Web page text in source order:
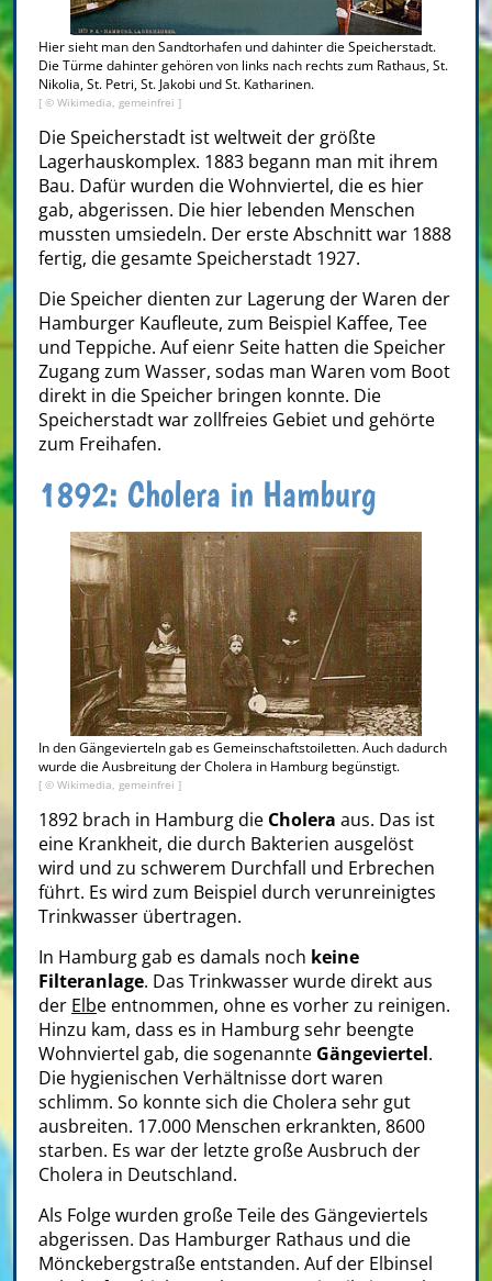
Hier sieht man den Sandtorhafen und dahinter die Speicherstadt.
Die Türme dahinter gehören von links nach rechts zum Rathaus, St.
Nikolia, St. Petri, St. Jakobi und St. Katharinen.
[ © Wikimedia, gemeinfrei ]
Die Speicherstadt ist weltweit der größte
Lagerhauskomplex. 1883 begann man mit ihrem
Bau. Dafür wurden die Wohnviertel, die es hier
gab, abgerissen. Die hier lebenden Menschen
mussten umsiedeln. Der erste Abschnitt war 1888
fertig, die gesamte Speicherstadt 1927.
Die Speicher dienten zur Lagerung der Waren der
Hamburger Kaufleute, zum Beispiel Kaffee, Tee
und Teppiche. Auf eienr Seite hatten die Speicher
Zugang zum Wasser, sodas man Waren vom Boot
direkt in die Speicher bringen konnte. Die
Speicherstadt war zollfreies Gebiet und gehörte
zum Freihafen.
1892: Cholera in Hamburg
In den Gängevierteln gab es Gemeinschaftstoiletten. Auch dadurch
wurde die Ausbreitung der Cholera in Hamburg begünstigt.
[ © Wikimedia, gemeinfrei ]
1892 brach in Hamburg die Cholera aus. Das ist
eine Krankheit, die durch Bakterien ausgelöst
wird und zu schwerem Durchfall und Erbrechen
führt. Es wird zum Beispiel durch verunreinigtes
Trinkwasser übertragen.
In Hamburg gab es damals noch keine
Filteranlage. Das Trinkwasser wurde direkt aus
der Elbe entnommen, ohne es vorher zu reinigen.
Hinzu kam, dass es in Hamburg sehr beengte
Wohnviertel gab, die sogenannte Gängeviertel.
Die hygienischen Verhältnisse dort waren
schlimm. So konnte sich die Cholera sehr gut
ausbreiten. 17.000 Menschen erkrankten, 8600
starben. Es war der letzte große Ausbruch der
Cholera in Deutschland.
Als Folge wurden große Teile des Gängeviertels
abgerissen. Das Hamburger Rathaus und die
Mönckebergstraße entstanden. Auf der Elbinsel